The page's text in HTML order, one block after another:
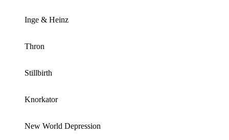
Inge & Heinz
Thron
Stillbirth
Knorkator
New World Depression